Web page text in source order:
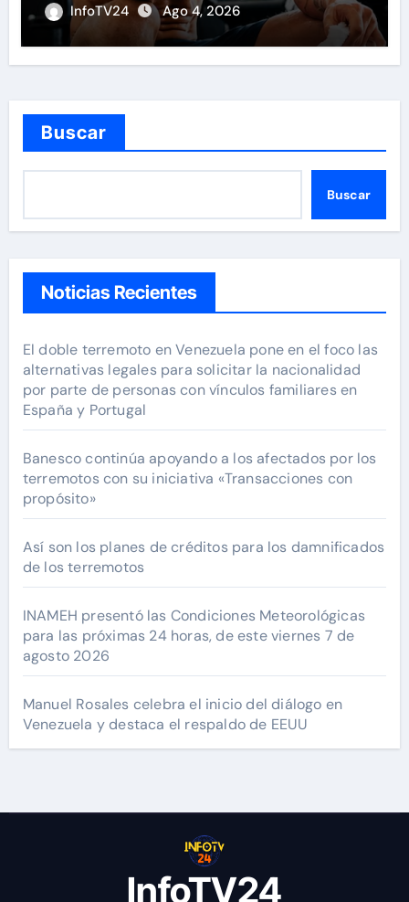
InfoTV24 Ago 4, 2026
Buscar
Buscar
Noticias Recientes
El doble terremoto en Venezuela pone en el foco las
alternativas legales para solicitar la nacionalidad
por parte de personas con vínculos familiares en
España y Portugal
Banesco continúa apoyando a los afectados por los
terremotos con su iniciativa «Transacciones con
propósito»
Así son los planes de créditos para los damnificados
de los terremotos
INAMEH presentó las Condiciones Meteorológicas
para las próximas 24 horas, de este viernes 7 de
agosto 2026
Manuel Rosales celebra el inicio del diálogo en
Venezuela y destaca el respaldo de EEUU
InfoTV24